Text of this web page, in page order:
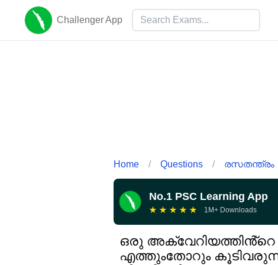
Challenger App
Home / Questions / രസതന്ത്രം
No.1 PSC Learning App
★ ★ ★ ★ ★ 1M+ Downloads
ഒരു അക്വേറിയത്തിൻ്റെ
എത്തുംതോറും